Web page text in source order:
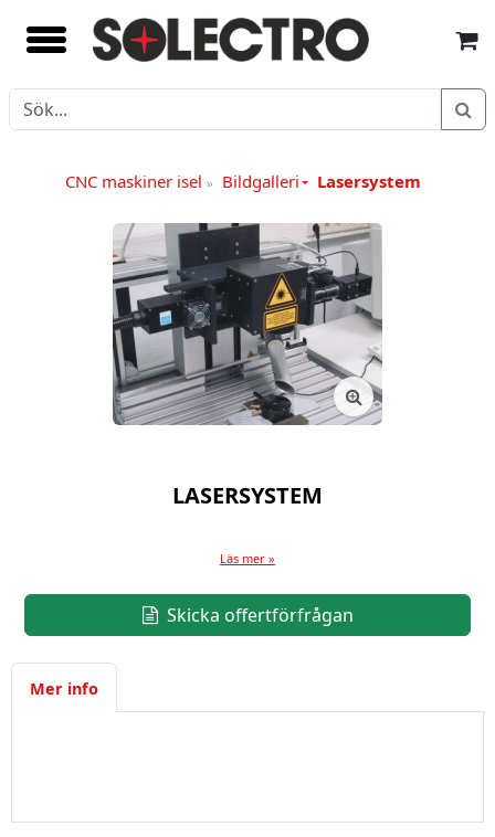
CNC maskiner isel » Bildgalleri Lasersystem
LASERSYSTEM
Läs mer »
Skicka offertförfrågan
Mer info